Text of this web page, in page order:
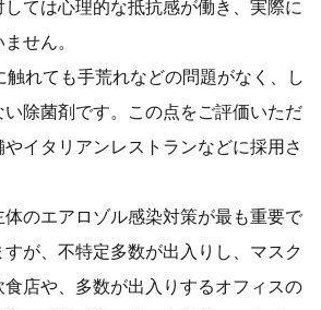
ては心理的な抵抗感が働き、実際に
せん。
触れても手荒れなどの問題がなく、し
除菌剤です。この点をご評価いただ
イタリアンレストランなどに採用さ
のエアロゾル感染対策が最も重要で
が、不特定多数が出入りし、マスク
食店や、多数が出入りするオフィスの